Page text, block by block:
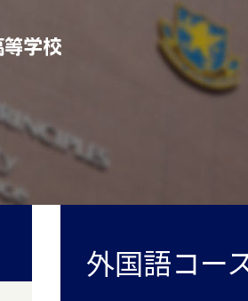
外国語コー